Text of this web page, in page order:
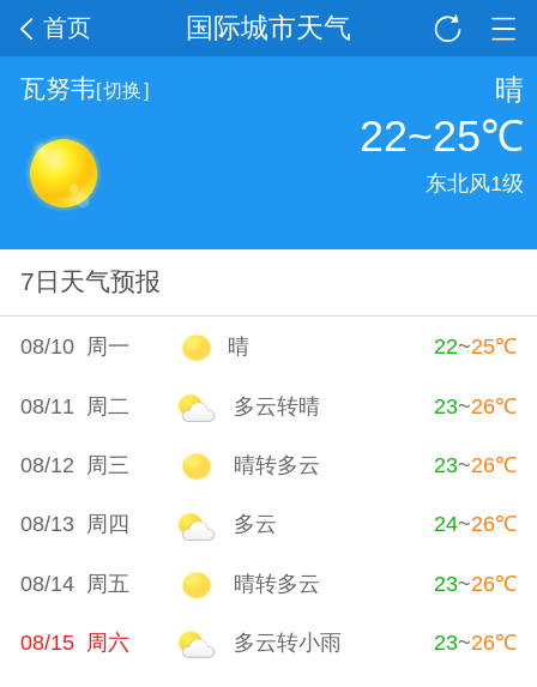
国际城市天气
首页
瓦努韦[切换] 晴
22~25℃
东北风1级
7日天气预报
08/10 周一 晴 22~25℃
08/11 周二 多云转晴 23~26℃
08/12 周三 晴转多云 23~26℃
08/13 周四 多云 24~26℃
08/14 周五 晴转多云 23~26℃
08/15 周六 多云转小雨 23~26℃